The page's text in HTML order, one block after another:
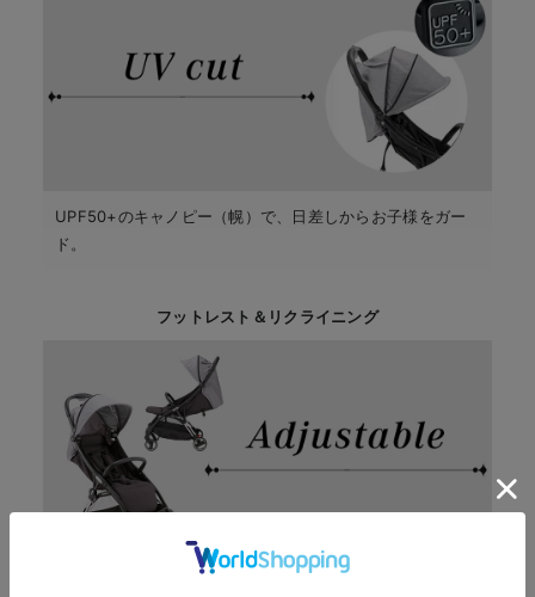
UPF50+のキャノピー（幌）で、日差しからお子様をガー
ド。
フットレスト＆リクライニング